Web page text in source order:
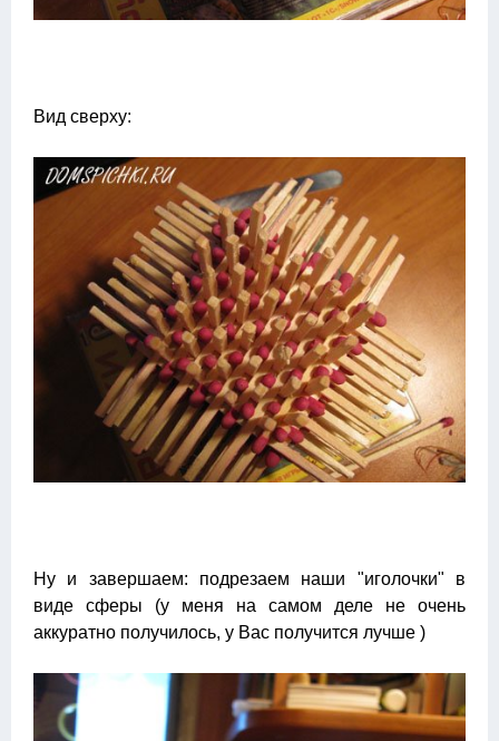
Вид сверху:
Ну и завершаем: подрезаем наши "иголочки" в
виде сферы (у меня на самом деле не очень
аккуратно получилось, у Вас получится лучше )